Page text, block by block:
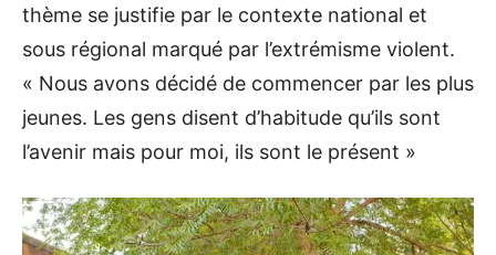
thème se justifie par le contexte national et
sous régional marqué par l’extrémisme violent.
« Nous avons décidé de commencer par les plus
jeunes. Les gens disent d’habitude qu’ils sont
l’avenir mais pour moi, ils sont le présent »